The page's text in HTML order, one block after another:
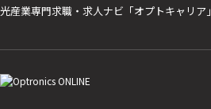
光産業専門求職・求人ナビ「オプトキャリア」